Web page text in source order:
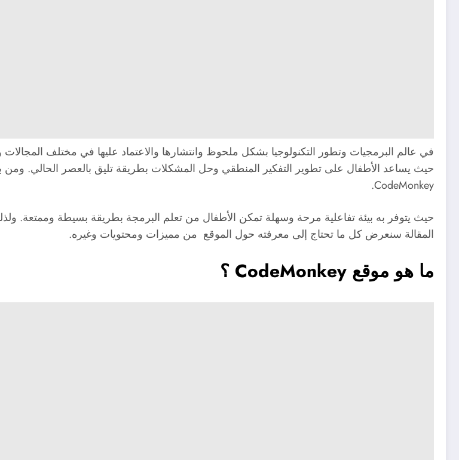
في عالم البرمجيات وتطور التكنولوجيا بشكل ملحوظ وانتشارها والاعتماد عليها في مختلف
حيث يساعد الأطفال على تطوير التفكير المنطقي وحل المشكلات بطريقة تليق بالعصر الحالي. ومن
CodeMonkey.
حيث يتوفر به بيئة تفاعلية مرحة وسهلة تمكن الأطفال من تعلم البرمجة بطريقة بسيطة وممتعة.
المقالة سنعرض كل ما تحتاج إلى معرفته حول الموقع من مميزات ومحتويات وغيره.
ما هو موقع CodeMonkey ؟